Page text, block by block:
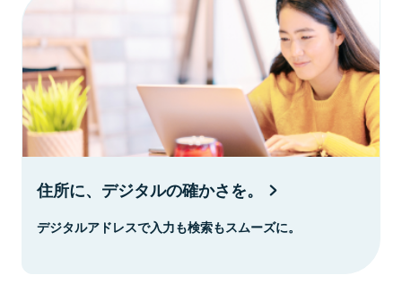
住所に、デジタルの確かさを。
デジタルアドレスで入力も検索もスムーズに。